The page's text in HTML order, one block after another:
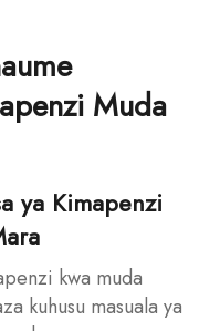
Muda
ya Kimapenzi
kwa muda
kuhusu masuala ya